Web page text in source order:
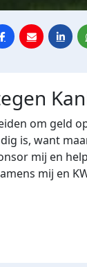
om geld
is, want
mij en
mij en